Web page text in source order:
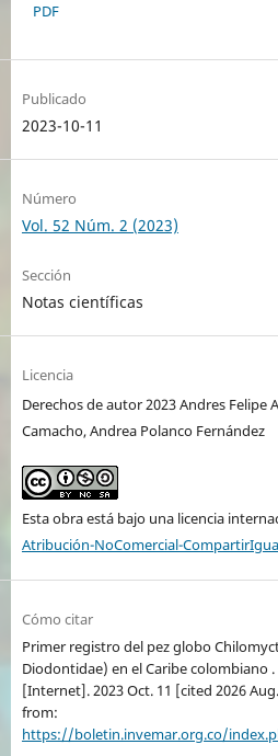
PDF
Publicado
2023-10-11
Número
Vol. 52 Núm. 2 (2023)
Sección
Notas científicas
Licencia
Derechos de autor 2023 Andres Felipe
Camacho, Andrea Polanco Fernández
Esta obra está bajo una licencia
Atribución-NoComercial-
Cómo citar
Primer registro del pez globo
Diodontidae) en el Caribe colombiano
[Internet]. 2023 Oct. 11 [cited 2026
from:
https://boletin.invemar.org.co/